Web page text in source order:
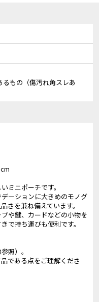
るもの（傷汚れ角スレあ
ミニポーチです。
ーションに大きめのモノグ
さを兼ね備えています。
や鍵、カードなどの小物を
で持ち運びも便利です。
照）。
である点をご理解くださ